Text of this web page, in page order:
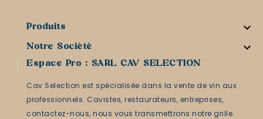
Produits 
Notre Société 
Espace Pro : SARL CAV SELECTION
Cav Selection est spécialisée dans la vente de vin aux
professionnels. Cavistes, restaurateurs, entreprises,
contactez-nous, nous vous transmettrons notre grille